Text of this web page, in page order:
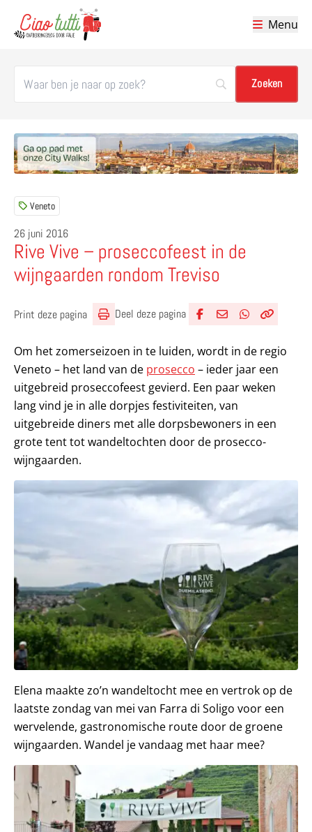
Menu
Veneto
26 juni 2016
Rive Vive – proseccofeest in de
wijngaarden rondom Treviso
Print deze pagina Deel deze pagina
Om het zomerseizoen in te luiden, wordt in de regio
Veneto – het land van de prosecco – ieder jaar een
uitgebreid proseccofeest gevierd. Een paar weken
lang vind je in alle dorpjes festiviteiten, van
uitgebreide diners met alle dorpsbewoners in een
grote tent tot wandeltochten door de prosecco-
wijngaarden.
Elena maakte zo’n wandeltocht mee en vertrok op de
laatste zondag van mei van Farra di Soligo voor een
wervelende, gastronomische route door de groene
wijngaarden. Wandel je vandaag met haar mee?